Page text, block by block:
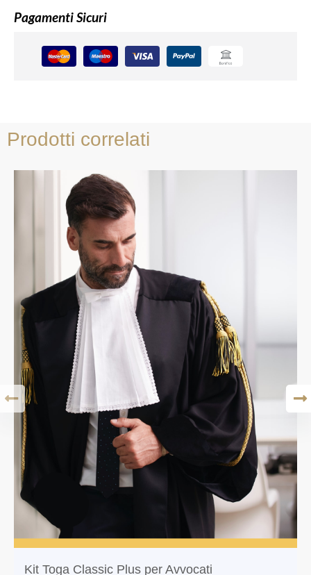
Pagamenti Sicuri
Prodotti correlati
Kit Toga Classic Plus per Avvocati